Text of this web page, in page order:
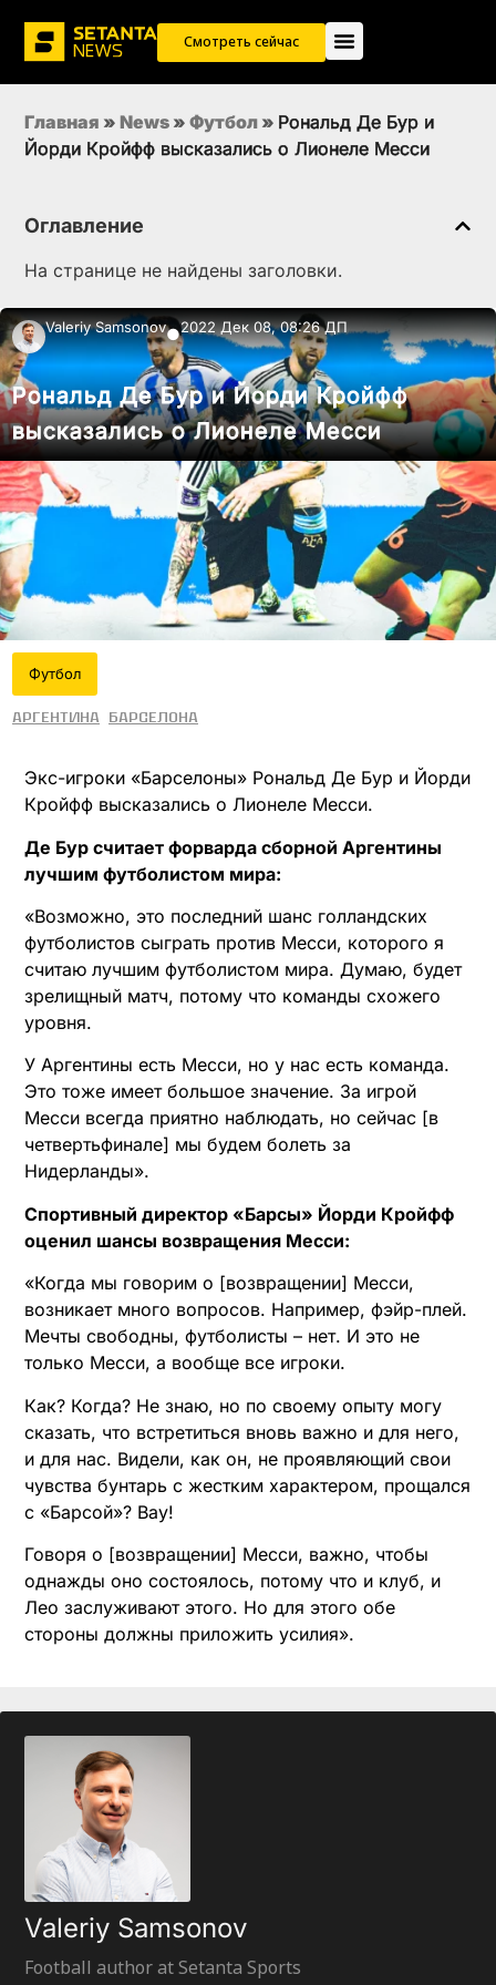
Смотреть сейчас
Главная » News » Футбол » Рональд Де Бур и
Йорди Кройфф высказались о Лионеле Месси
Оглавление
На странице не найдены заголовки.
Valeriy Samsonov●2022 Дек 08, 08:26 ДП
Рональд Де Бур и Йорди Кройфф
высказались о Лионеле Месси
Футбол
Аргентина Барселона
Экс-игроки «Барселоны» Рональд Де Бур и Йорди
Кройфф высказались о Лионеле Месси.
Де Бур считает форварда сборной Аргентины
лучшим футболистом мира:
«Возможно, это последний шанс голландских
футболистов сыграть против Месси, которого я
считаю лучшим футболистом мира. Думаю, будет
зрелищный матч, потому что команды схожего
уровня.
У Аргентины есть Месси, но у нас есть команда.
Это тоже имеет большое значение. За игрой
Месси всегда приятно наблюдать, но сейчас [в
четвертьфинале] мы будем болеть за
Нидерланды».
Спортивный директор «Барсы» Йорди Кройфф
оценил шансы возвращения Месси:
«Когда мы говорим о [возвращении] Месси,
возникает много вопросов. Например, фэйр-плей.
Мечты свободны, футболисты – нет. И это не
только Месси, а вообще все игроки.
Как? Когда? Не знаю, но по своему опыту могу
сказать, что встретиться вновь важно и для него,
и для нас. Видели, как он, не проявляющий свои
чувства бунтарь с жестким характером, прощался
с «Барсой»? Вау!
Говоря о [возвращении] Месси, важно, чтобы
однажды оно состоялось, потому что и клуб, и
Лео заслуживают этого. Но для этого обе
стороны должны приложить усилия».
Valeriy Samsonov
Football author at Setanta Sports